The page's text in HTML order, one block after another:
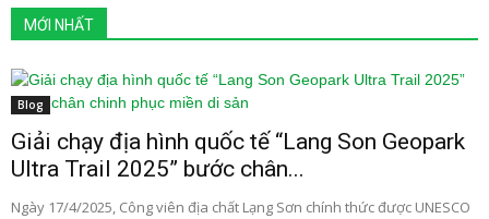
MỚI NHẤT
Blog
Giải chạy địa hình quốc tế “Lang Son Geopark
Ultra Trail 2025” bước chân...
Ngày 17/4/2025, Công viên địa chất Lạng Sơn chính thức được UNESCO